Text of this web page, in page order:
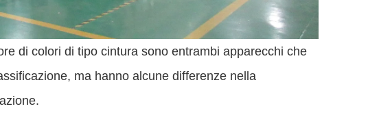
di colori di tipo cintura sono entrambi apparecchi che
ma hanno alcune differenze nella